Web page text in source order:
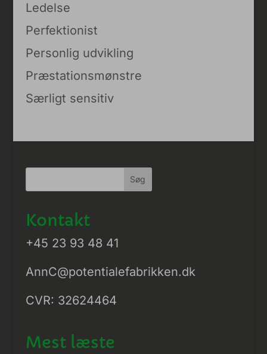
Ledelse
Perfektionist
Personlig udvikling
Præstationsmønstre
Særligt sensitiv
Kontakt
+45 23 93 48 41
AnnC@potentialefabrikken.dk
CVR: 32624464
Mest læste